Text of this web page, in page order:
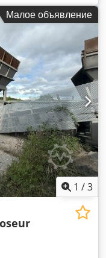
передаточный
Малое объявление
1 /3